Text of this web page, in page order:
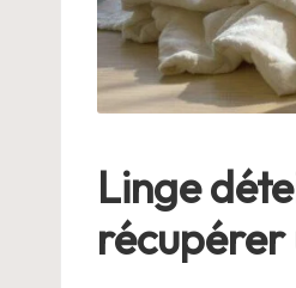
Linge
récupérer